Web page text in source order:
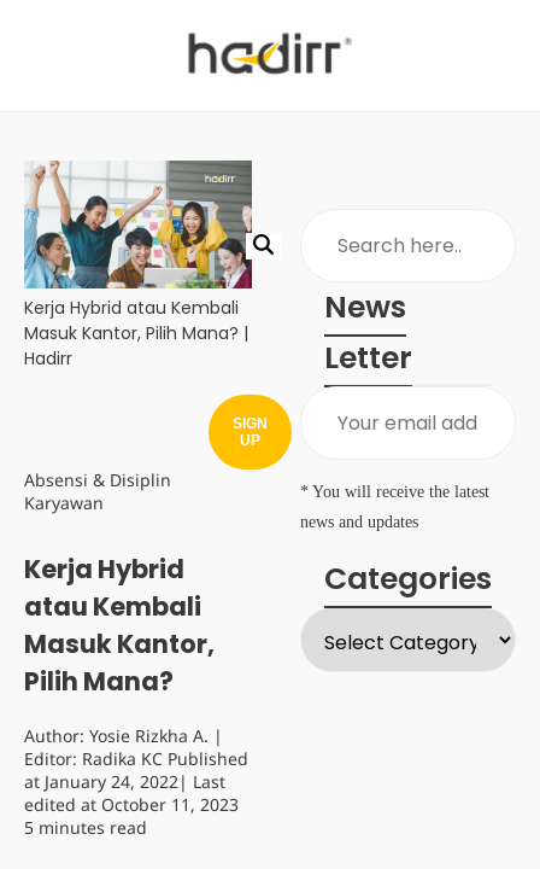
Kerja Hybrid atau Kembali
Masuk Kantor, Pilih Mana? |
Hadirr
Absensi & Disiplin
Karyawan
Kerja Hybrid
atau Kembali
Masuk Kantor,
Pilih Mana?
Author: Yosie Rizkha A. |
Editor: Radika KC Published
at January 24, 2022| Last
edited at October 11, 2023
5 minutes read
News
Letter
SIGN
UP
* You will receive the latest
news and updates
Categories